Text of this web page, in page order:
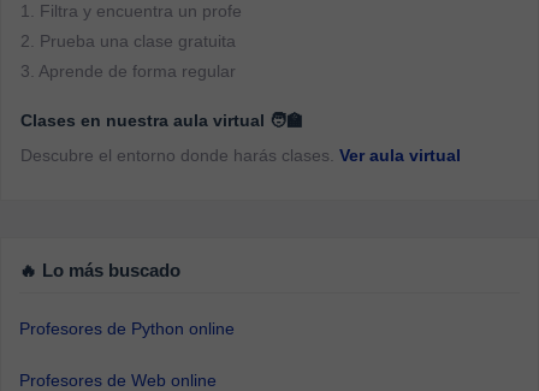
1. Filtra y encuentra un profe
2. Prueba una clase gratuita
3. Aprende de forma regular
Clases en nuestra aula virtual 🧑‍🏫
Descubre el entorno donde harás clases. Ver aula virtual
🔥 Lo más buscado
Profesores de Python online
Profesores de Web online